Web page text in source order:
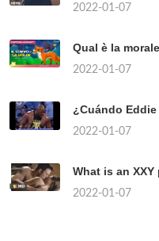
2022-01-07
Qual è la
2022-01-07
¿Cuándo
2022-01-07
What is an XXY
2022-01-07